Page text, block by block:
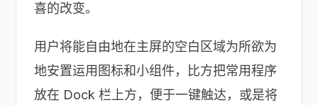
喜的改变。
用户将能自由地在主屏的空白区域为所欲为
地安置运用图标和小组件，比方把常用程序
放在 Dock 栏上方，便于一键触达，或是将